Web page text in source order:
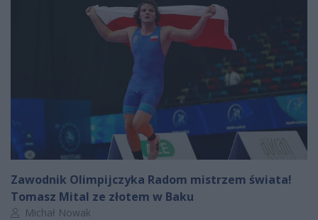
Zawodnik Olimpijczyka Radom mistrzem świata!
Tomasz Mital ze złotem w Baku
Autor artykułu:
Michał Nowak